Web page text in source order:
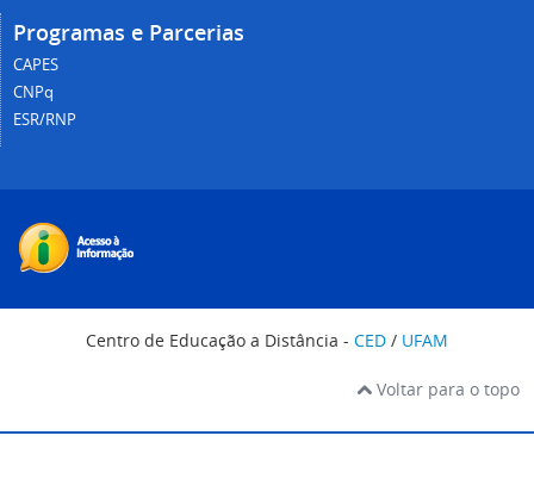
Programas e Parcerias
CAPES
CNPq
ESR/RNP
Centro de Educação a Distância - CED / UFAM
Voltar para o topo